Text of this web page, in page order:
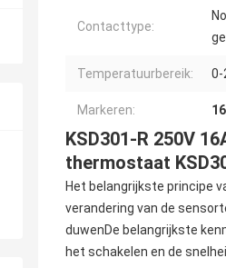
Contacttype:
Temperatuurbereik: 0-
Markeren:
KSD301-R 250V
thermostaat
Het belangrijkste principe
verandering van de
duwenDe belangrijkste
het schakelen en de